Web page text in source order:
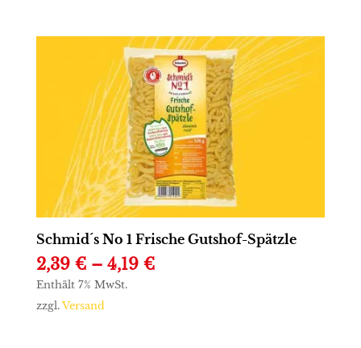
Schmid´s No 1 Frische Gutshof-Spätzle
2,39 € – 4,19 €Preisspanne:
Enthält 7% MwSt.
zzgl.Versand